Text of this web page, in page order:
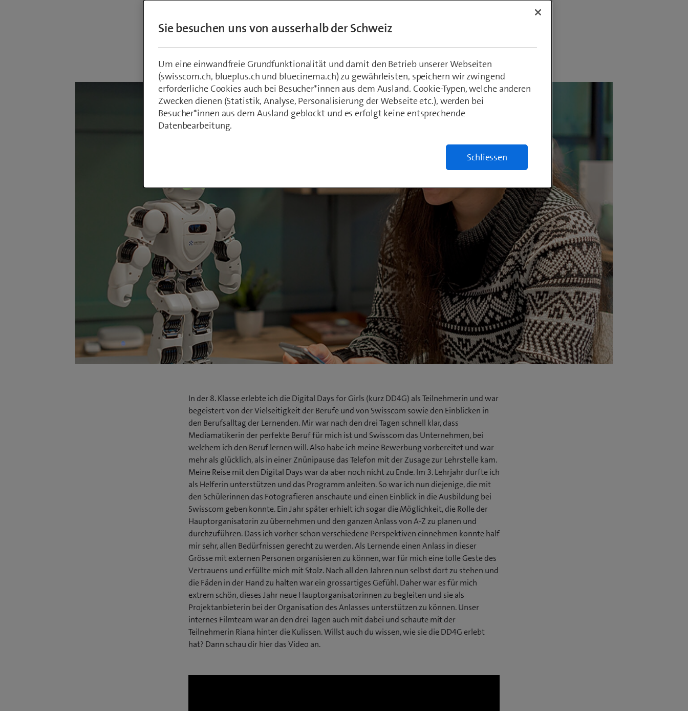
gekommen ist.
VonFabienne Maier, Marketing Specialist @ Next Generation
In der 8. Klasse erlebte ich die Digital Days for Girls (kurz DD4G) als Teilnehmerin und war
begeistert von der Vielseitigkeit der Berufe und von Swisscom sowie den Einblicken in
den Berufsalltag der Lernenden. Mir war nach den drei Tagen schnell klar, dass
Mediamatikerin der perfekte Beruf für mich ist und Swisscom das Unternehmen, bei
welchem ich den Beruf lernen will. Also habe ich meine Bewerbung vorbereitet und war
mehr als glücklich, als in einer Znünipause das Telefon mit der Zusage zur Lehrstelle kam.
Meine Reise mit den Digital Days war da aber noch nicht zu Ende. Im 3. Lehrjahr durfte ich
als Helferin unterstützen und das Programm anleiten. So war ich nun diejenige, die mit
den Schülerinnen das Fotografieren anschaute und einen Einblick in die Ausbildung bei
Swisscom geben konnte. Ein Jahr später erhielt ich sogar die Möglichkeit, die Rolle der
Hauptorganisatorin zu übernehmen und den ganzen Anlass von A-Z zu planen und
durchzuführen. Dass ich vorher schon verschiedene Perspektiven einnehmen konnte half
mir sehr, allen Bedürfnissen gerecht zu werden. Als Lernende einen Anlass in dieser
Grösse mit externen Personen organisieren zu können, war für mich eine tolle Geste des
Vertrauens und erfüllte mich mit Stolz. Nach all den Jahren nun selbst dort zu stehen und
die Fäden in der Hand zu halten war ein grossartiges Gefühl. Daher war es für mich
extrem schön, dieses Jahr neue Hauptorganisatorinnen zu begleiten und sie als
Projektanbieterin bei der Organisation des Anlasses unterstützen zu können. Unser
internes Filmteam war an den drei Tagen auch mit dabei und schaute mit der
Teilnehmerin Riana hinter die Kulissen. Willst auch du wissen, wie sie die DD4G erlebt
hat? Dann schau dir hier das Video an.
Sie besuchen uns von ausserhalb der Schweiz
Um eine einwandfreie Grundfunktionalität und damit den Betrieb unserer Webseiten
(swisscom.ch, blueplus.ch und bluecinema.ch) zu gewährleisten, speichern wir zwingend
erforderliche Cookies auch bei Besucher*innen aus dem Ausland. Cookie-Typen, welche anderen
Zwecken dienen (Statistik, Analyse, Personalisierung der Webseite etc.), werden bei
Besucher*innen aus dem Ausland geblockt und es erfolgt keine entsprechende
Datenbearbeitung.
Schliessen